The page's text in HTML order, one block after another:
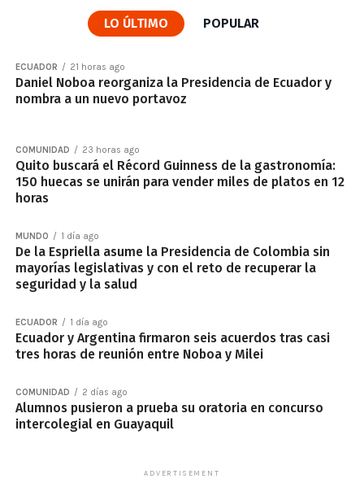
LO ÚLTIMO POPULAR
ECUADOR 21 horas ago
Daniel Noboa reorganiza la Presidencia de Ecuador y
nombra a un nuevo portavoz
COMUNIDAD 23 horas ago
Quito buscará el Récord Guinness de la gastronomía:
150 huecas se unirán para vender miles de platos en 12
horas
MUNDO 1 día ago
De la Espriella asume la Presidencia de Colombia sin
mayorías legislativas y con el reto de recuperar la
seguridad y la salud
ECUADOR 1 día ago
Ecuador y Argentina firmaron seis acuerdos tras casi
tres horas de reunión entre Noboa y Milei
COMUNIDAD 2 días ago
Alumnos pusieron a prueba su oratoria en concurso
intercolegial en Guayaquil
ADVERTISEMENT